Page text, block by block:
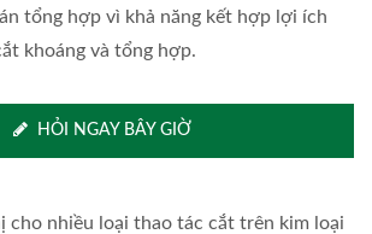
tổng hợp vì khả năng kết hợp lợi ích
khoáng và tổng hợp.
HỎI NGAY BÂY GIỜ
cho nhiều loại thao tác cắt trên kim loại